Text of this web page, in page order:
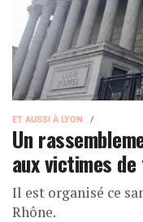
ET AUSSI À LYON
Un
aux victimes
Il est organisé ce
Rhône.